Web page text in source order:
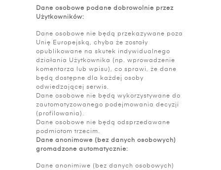
Dane osobowe podane dobrowolnie przez
Użytkowników:
Dane osobowe nie będą przekazywane poza
Unię Europejską, chyba że zostały
opublikowane na skutek indywidualnego
działania Użytkownika (np. wprowadzenie
komentarza lub wpisu), co sprawi, że dane
będą dostępne dla każdej osoby
odwiedzającej serwis.
Dane osobowe nie będą wykorzystywane do
zautomatyzowanego podejmowania decyzji
(profilowania).
Dane osobowe nie będą odsprzedawane
podmiotom trzecim.
Dane anonimowe (bez danych osobowych)
gromadzone automatycznie:
Dane anonimiwe (bez danych osobowych)